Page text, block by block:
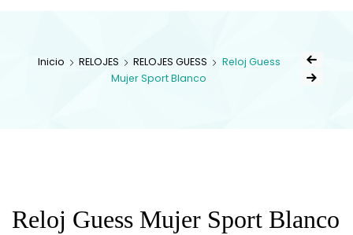
Inicio RELOJES RELOJES GUESS
Reloj Guess
Mujer Sport Blanco
Reloj Guess Mujer Sport Blanco